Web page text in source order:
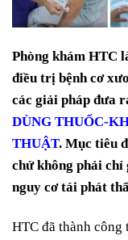
Phòng khám HTC
điều trị bệnh cơ
các giải pháp đưa
DÙNG THUỐC-
THUẬT. Mục tiêu
chứ không phải
nguy cơ tái phát
HTC đã thành